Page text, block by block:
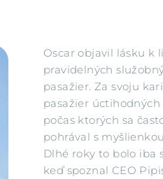
Oscar objavil lásku k
pravidelných
pasažier. Za svoju
pasažier
počas ktorých sa
pohrával s
Dlhé roky to bolo iba
keď spoznal CEO